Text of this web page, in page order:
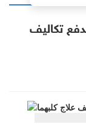
تكاليف